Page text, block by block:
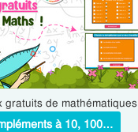
gratuits de mathématiques
à 10, 100…